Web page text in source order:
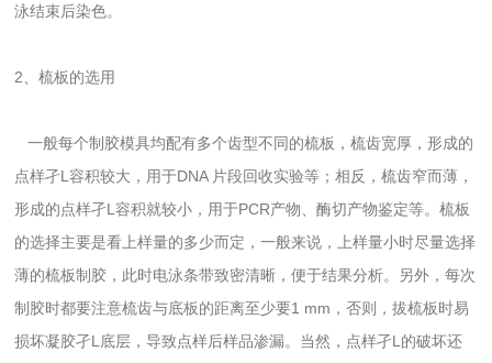
泳结束后染色。
2、梳板的选用
一般每个制胶模具均配有多个齿型不同的梳板，梳齿宽厚，形成的
点样孑L容积较大，用于DNA 片段回收实验等；相反，梳齿窄而薄，
形成的点样孑L容积就较小，用于PCR产物、酶切产物鉴定等。梳板
的选择主要是看上样量的多少而定，一般来说，上样量小时尽量选择
薄的梳板制胶，此时电泳条带致密清晰，便于结果分析。另外，每次
制胶时都要注意梳齿与底板的距离至少要1 mm，否则，拔梳板时易
损坏凝胶孑L底层，导致点样后样品渗漏。当然，点样孑L的破坏还